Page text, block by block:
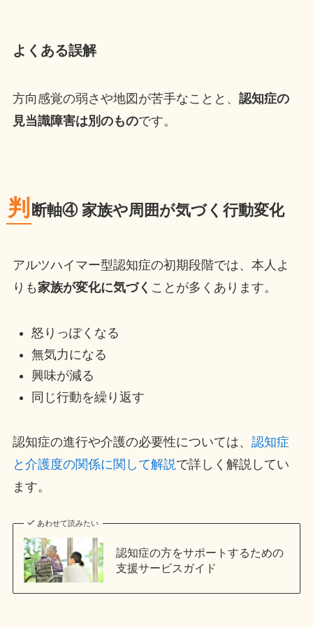
よくある誤解
方向感覚の弱さや地図が苦手なことと、 認知症の
見当識障害は別のものです。
判 断軸④ 家族や周囲が気づく行動変化
アルツハイマー型認知症の初期段階では、本人よ
りも家族が変化に気づく ことが多くあります。
怒りっぽくなる
無気力になる
興味が減る
同じ行動を繰り返す
認知症の進行や介護の必要性については、 認知症
と介護度の関係に関して解説で詳しく解説してい
ます。
あわせて読みたい
認知症の方をサポートするための
支援サービスガイド